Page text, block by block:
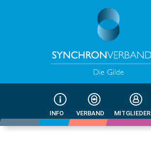
INFO VERBAND MITGLIEDER